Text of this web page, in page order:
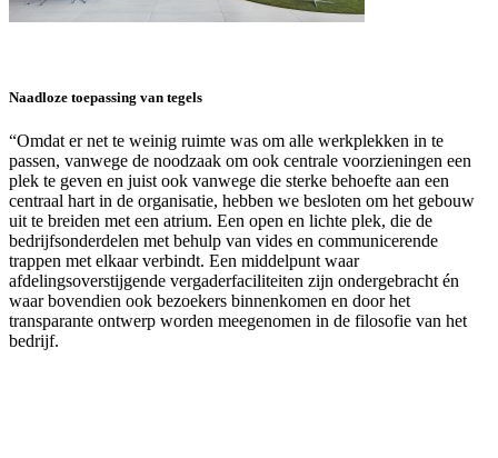
Naadloze toepassing van tegels
“Omdat er net te weinig ruimte was om alle werkplekken in te
passen, vanwege de noodzaak om ook centrale voorzieningen een
plek te geven en juist ook vanwege die sterke behoefte aan een
centraal hart in de organisatie, hebben we besloten om het gebouw
uit te breiden met een atrium. Een open en lichte plek, die de
bedrijfsonderdelen met behulp van vides en communicerende
trappen met elkaar verbindt. Een middelpunt waar
afdelingsoverstijgende vergaderfaciliteiten zijn ondergebracht én
waar bovendien ook bezoekers binnenkomen en door het
transparante ontwerp worden meegenomen in de filosofie van het
bedrijf.